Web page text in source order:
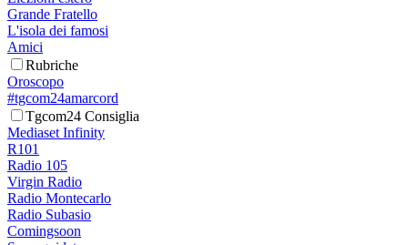
Grande Fratello
L'isola dei famosi
Amici
Rubriche
Oroscopo
#tgcom24amarcord
Tgcom24 Consiglia
Mediaset Infinity
R101
Radio 105
Virgin Radio
Radio Montecarlo
Radio Subasio
Comingsoon